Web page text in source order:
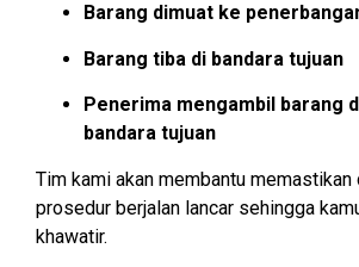
Barang dimuat ke
Barang tiba di bandara tujuan
Penerima mengambil barang
bandara tujuan
Tim kami akan membantu memastikan
prosedur berjalan lancar sehingga
khawatir.